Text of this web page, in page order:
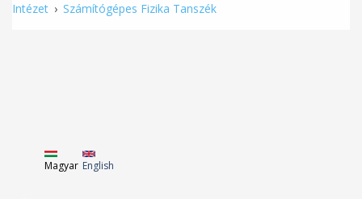
Intézet › Számítógépes Fizika Tanszék
Magyar English